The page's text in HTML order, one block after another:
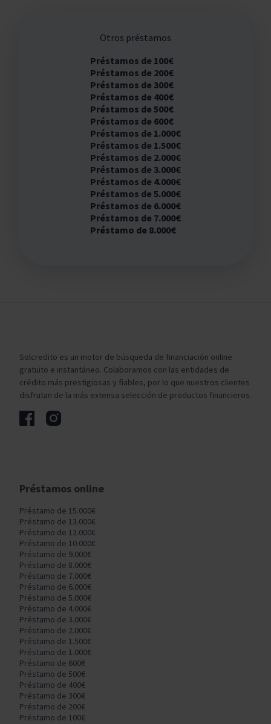
Otros préstamos
Préstamos de 100€
Préstamos de 200€
Préstamos de 300€
Préstamos de 400€
Préstamos de 500€
Préstamos de 600€
Préstamos de 1.000€
Préstamos de 1.500€
Préstamos de 2.000€
Préstamos de 3.000€
Préstamos de 4.000€
Préstamos de 5.000€
Préstamos de 6.000€
Préstamos de 7.000€
Préstamo de 8.000€
Solcredito es un motor de búsqueda de financiación online
gratuito e instantáneo. Colaboramos con las entidades de
crédito más prestigiosas y fiables, por lo que nuestros clientes
disfrutan de la más extensa selección de productos financieros.
Préstamos online
Préstamo de 15.000€
Préstamo de 13.000€
Préstamo de 12.000€
Préstamo de 10.000€
Préstamo de 9.000€
Préstamo de 8.000€
Préstamo de 7.000€
Préstamo de 6.000€
Préstamo de 5.000€
Préstamo de 4.000€
Préstamo de 3.000€
Préstamo de 2.000€
Préstamo de 1.500€
Préstamo de 1.000€
Préstamo de 600€
Préstamo de 500€
Préstamo de 400€
Préstamo de 300€
Préstamo de 200€
Préstamo de 100€